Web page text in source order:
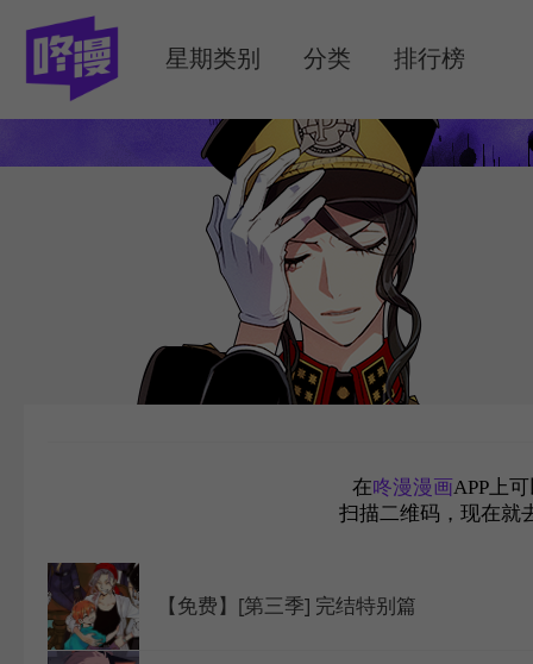
WEBTOON
星期类别 分类 排行榜
在咚漫漫画APP上
扫描二维码，现在就
【免费】[第三季] 完结特别篇